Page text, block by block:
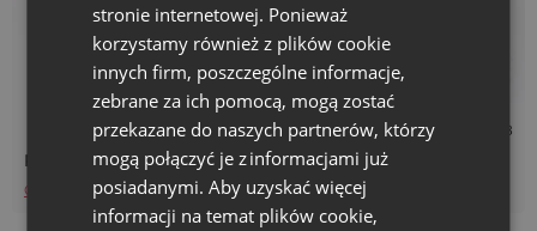
Czas czytania: 2 min 27/08/2018
Pudełka jubilerskie? A może to...
Czytaj więcej
stronie internetowej. Ponieważ
korzystamy również z plików cookie
innych firm, poszczególne informacje,
zebrane za ich pomocą, mogą zostać
przekazane do naszych partnerów, którzy
mogą połączyć je z informacjami już
posiadanymi. Aby uzyskać więcej
informacji na temat plików cookie,